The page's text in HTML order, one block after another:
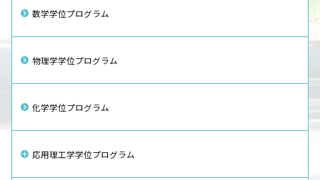
数学学位プログラム
物理学学位プログラム
化学学位プログラム
応用理工学学位プログラム